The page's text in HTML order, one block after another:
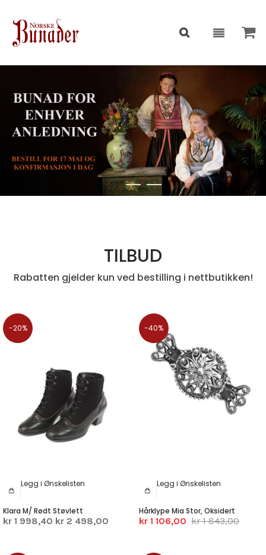
TILBUD
Rabatten gjelder kun ved bestilling i nettbutikken!
-20%
Legg i Ønskelisten
Klara M/ Rødt Støvlett
kr 1 998,40 kr 2 498,00
-40%
Legg i Ønskelisten
Hårklype Mia Stor, Oksidert
kr 1 106,00 kr 1 843,00